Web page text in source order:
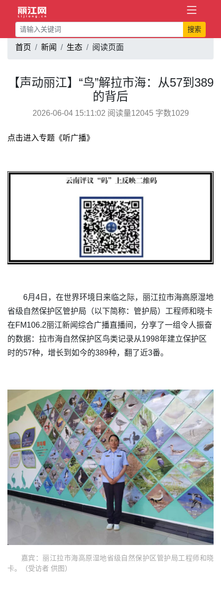
搜索
首页 新闻 生态 阅读页面
【声动丽江】“鸟”解拉市海：从57到389
的背后
2026-06-04 15:11:02 阅读量12045 字数1029
点击进入专题《听广播》
6月4日，在世界环境日来临之际，丽江拉市海高原湿地
省级自然保护区管护局（以下简称：管护局）工程师和晓卡
在FM106.2丽江新闻综合广播直播间，分享了一组令人振奋
的数据：拉市海自然保护区鸟类记录从1998年建立保护区
时的57种，增长到如今的389种，翻了近3番。
嘉宾：丽江拉市海高原湿地省级自然保护区管护局工程师和晓
卡。（受访者 供图）